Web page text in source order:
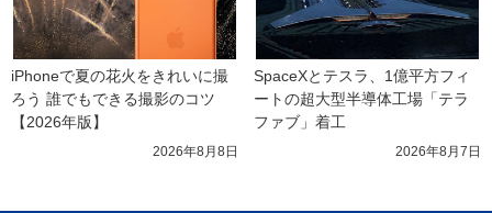
iPhoneで夏の花火をきれいに撮
ろう 誰でもできる撮影のコツ
【2026年版】
2026年8月8日
SpaceXとテスラ、1億平方フィ
ートの超大型半導体工場「テラ
ファブ」着工
2026年8月7日